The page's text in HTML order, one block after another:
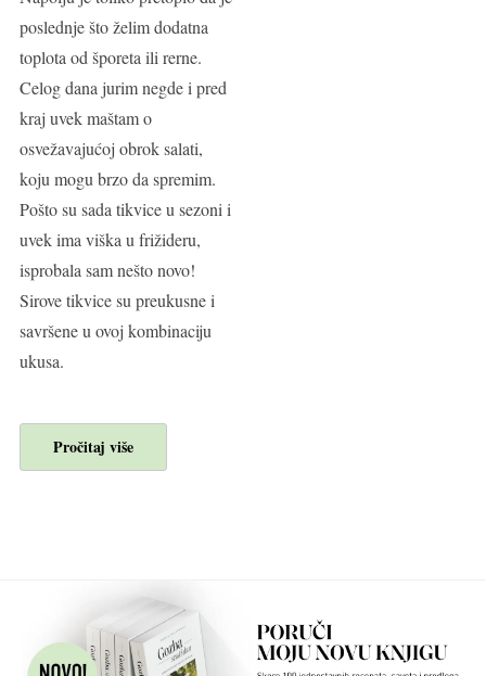
poslednje što želim dodatna
toplota od šporeta ili rerne.
Celog dana jurim negde i pred
kraj uvek maštam o
osvežavajućoj obrok salati,
koju mogu brzo da spremim.
Pošto su sada tikvice u sezoni i
uvek ima viška u frižideru,
isprobala sam nešto novo!
Sirove tikvice su preukusne i
savršene u ovoj kombinaciju
ukusa.
Pročitaj više